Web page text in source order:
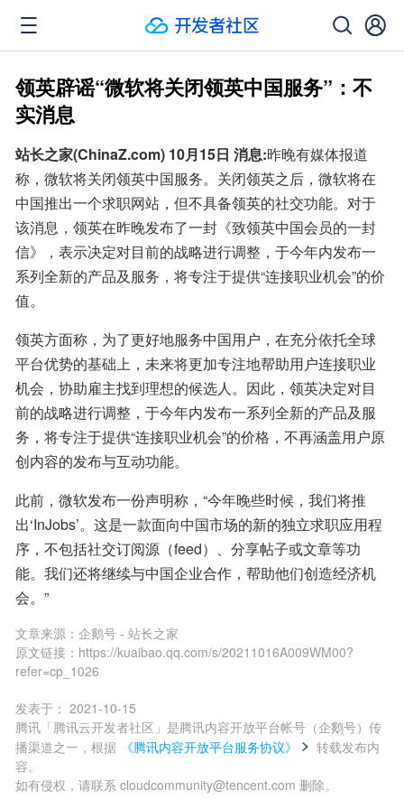
领英辟谣“微软将关闭领英中国服务”：不
实消息
站长之家(ChinaZ.com) 10月15日 消息:昨晚有媒体报道
称，微软将关闭领英中国服务。关闭领英之后，微软将在
中国推出一个求职网站，但不具备领英的社交功能。对于
该消息，领英在昨晚发布了一封《致领英中国会员的一封
信》，表示决定对目前的战略进行调整，于今年内发布一
系列全新的产品及服务，将专注于提供“连接职业机会”的价
值。
领英方面称，为了更好地服务中国用户，在充分依托全球
平台优势的基础上，未来将更加专注地帮助用户连接职业
机会，协助雇主找到理想的候选人。因此，领英决定对目
前的战略进行调整，于今年内发布一系列全新的产品及服
务，将专注于提供“连接职业机会”的价格，不再涵盖用户原
创内容的发布与互动功能。
此前，微软发布一份声明称，“今年晚些时候，我们将推
出‘InJobs’。这是一款面向中国市场的新的独立求职应用程
序，不包括社交订阅源（feed）、分享帖子或文章等功
能。我们还将继续与中国企业合作，帮助他们创造经济机
会。”
文章来源： 企鹅号 - 站长之家
原文链接： https://kuaibao.qq.com/s/20211016A009WM00?
refer=cp_1026
发表于： 2021-10-15
腾讯「腾讯云开发者社区」是腾讯内容开放平台帐号（企鹅号）传
播渠道之一，根据
《腾讯内容开放平台服务协议》
转载发布内
容。
如有侵权，请联系 cloudcommunity@tencent.com 删除。